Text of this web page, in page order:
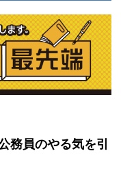
員のやる気を引